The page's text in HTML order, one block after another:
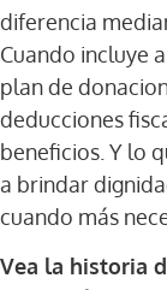
diferencia
Cuando incluye
plan de
deducciones
beneficios. Y lo
a brindar
cuando más
Vea la historia